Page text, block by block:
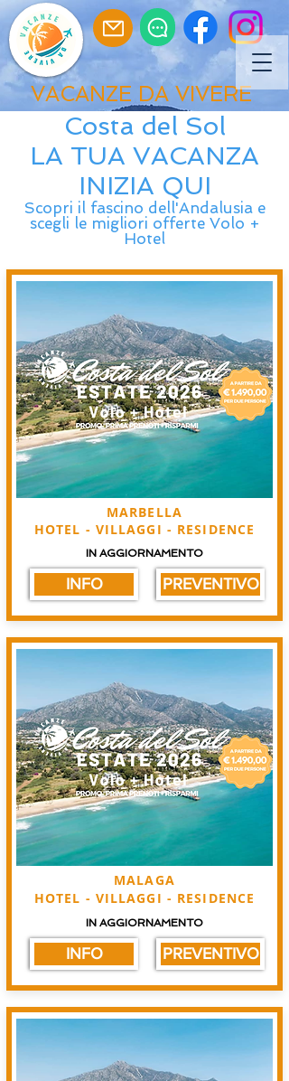
VACANZE DA VIVERE
Costa del Sol
LA TUA VACANZA
INIZIA QUI
Scopri il fascino dell'Andalusia e
scegli le migliori offerte Volo +
Hotel
MARBELLA
HOTEL - VILLAGGI - RESIDENCE
IN AGGIORNAMENTO
INFO PREVENTIVO
MALAGA
HOTEL - VILLAGGI - RESIDENCE
IN AGGIORNAMENTO
INFO PREVENTIVO